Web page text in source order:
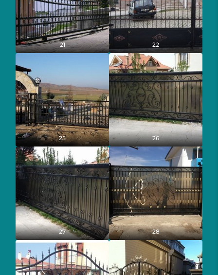
21 22
25 26
27 28